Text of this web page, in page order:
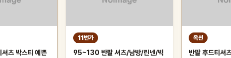
츠 박스티 예쁜
11번가
95~130 반팔 셔츠/남방/린넨/빅
옥션
반팔 후드티